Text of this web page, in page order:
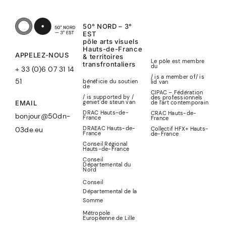
APPELEZ-NOUS
+ 33 (0)6 07 31 14
51
EMAIL
bonjour@50dn-
03de.eu
50° NORD – 3°
EST
pôle arts visuels
Hauts-de-France
& territoires
transfrontaliers
bénéficie du soutien
de
/ is supported by /
geniet de steun van
DRAC Hauts-de-
France
DRAEAC Hauts-de-
France
Conseil Régional
Hauts-de-France
Conseil
Départemental du
Nord
Conseil
Départemental de la
Somme
Métropole
Européenne de Lille
Le pôle est membre
du
/ is a member of/is
lid van
CIPAC – Fédération
des professionnels
de l’art contemporain
CRAC Hauts-de-
France
Collectif HFX+ Hauts-
de-France